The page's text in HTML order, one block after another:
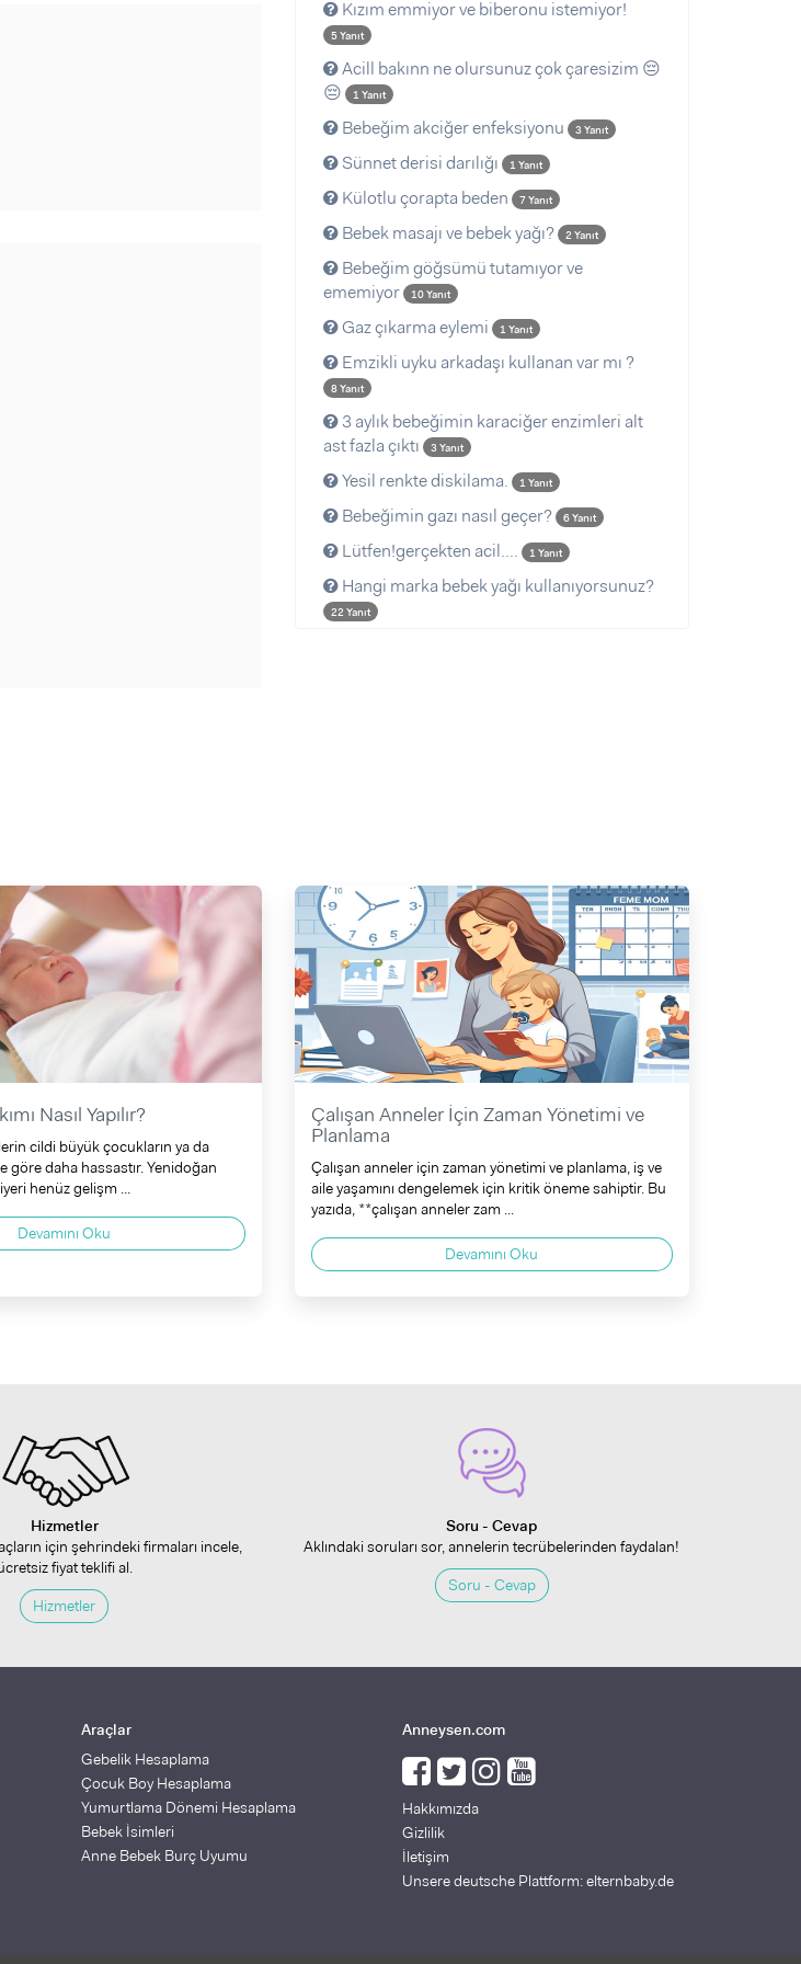
Kızım emmiyor ve biberonu istemiyor!
5 Yanıt
Acill bakınn ne olursunuz çok çaresizim 😔
😔
1 Yanıt
Bebeğim akciğer enfeksiyonu 3 Yanıt
Sünnet derisi darılığı 1 Yanıt
Külotlu çorapta beden 7 Yanıt
Bebek masajı ve bebek yağı? 2 Yanıt
Bebeğim göğsümü tutamıyor ve
ememiyor
10 Yanıt
Gaz çıkarma eylemi 1 Yanıt
Emzikli uyku arkadaşı kullanan var mı ?
8 Yanıt
3 aylık bebeğimin karaciğer enzimleri alt
ast fazla çıktı
3 Yanıt
Yesil renkte diskilama. 1 Yanıt
Bebeğimin gazı nasıl geçer? 6 Yanıt
Lütfen!gerçekten acil.... 1 Yanıt
Hangi marka bebek yağı kullanıyorsunuz?
22 Yanıt
Nasıl Yapılır?
cildi büyük çocukların ya da
göre daha hassastır. Yenidoğan
henüz gelişm ...
Devamını Oku
Çalışan Anneler İçin Zaman Yönetimi ve
Planlama
Çalışan anneler için zaman yönetimi ve planlama, iş ve
aile yaşamını dengelemek için kritik öneme sahiptir. Bu
yazıda, **çalışan anneler zam ...
Devamını Oku
Hizmetler
için şehrindeki firmaları incele,
fiyat teklifi al.
Hizmetler
Soru - Cevap
Aklındaki soruları sor, annelerin tecrübelerinden faydalan!
Soru - Cevap
Araçlar
Gebelik Hesaplama
Çocuk Boy Hesaplama
Yumurtlama Dönemi Hesaplama
Bebek İsimleri
Anne Bebek Burç Uyumu
Anneysen.com
Hakkımızda
Gizlilik
İletişim
Unsere deutsche Plattform: elternbaby.de